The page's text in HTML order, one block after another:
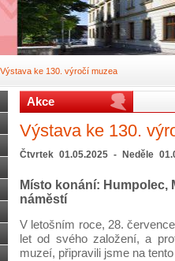
Výstava ke 130. výročí muzea
Akce
Výstava ke 130.
Čtvrtek 01.05.2025 - Neděle
Místo konání: Humpolec,
náměstí
V letošním roce, 28.
let od svého založení, a
muzeí, připravili jsme na